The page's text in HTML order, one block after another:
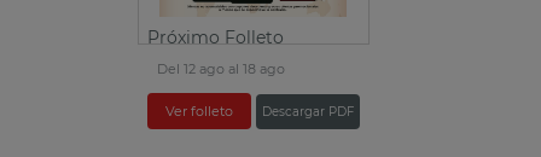
Próximo Folleto
Del 12 ago al 18 ago
Ver folleto Descargar PDF